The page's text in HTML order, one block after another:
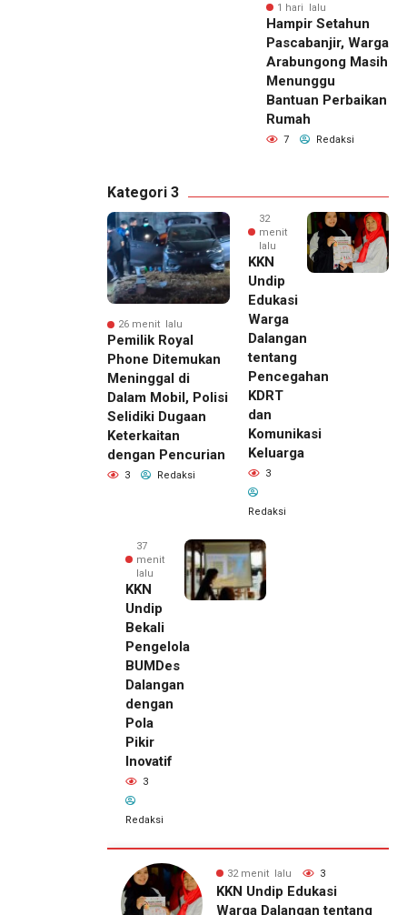
1 hari lalu
Hampir Setahun
Pascabanjir, Warga
Arabungong Masih
Menunggu
Bantuan Perbaikan
Rumah
7 Redaksi
Kategori 3
26 menit lalu
Pemilik Royal
Phone Ditemukan
Meninggal di
Dalam Mobil, Polisi
Selidiki Dugaan
Keterkaitan
dengan Pencurian
3 Redaksi
32
menit
lalu
KKN
Undip
Edukasi
Warga
Dalangan
tentang
Pencegahan
KDRT
dan
Komunikasi
Keluarga
3
Redaksi
37
menit
lalu
KKN
Undip
Bekali
Pengelola
BUMDes
Dalangan
dengan
Pola
Pikir
Inovatif
3
Redaksi
37 menit lalu 3
KKN Undip Bekali
Pengelola BUMDes
26 menit
lalu
Pemilik